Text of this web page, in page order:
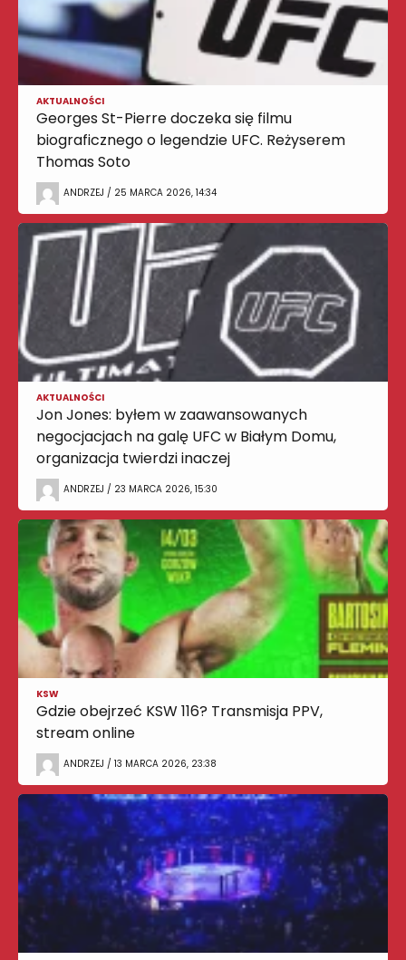
AKTUALNOŚCI
Georges St-Pierre doczeka się filmu
biograficznego o legendzie UFC. Reżyserem
Thomas Soto
ANDRZEJ / 25 MARCA 2026, 14:34
AKTUALNOŚCI
Jon Jones: byłem w zaawansowanych
negocjacjach na galę UFC w Białym Domu,
organizacja twierdzi inaczej
ANDRZEJ / 23 MARCA 2026, 15:30
KSW
Gdzie obejrzeć KSW 116? Transmisja PPV,
stream online
ANDRZEJ / 13 MARCA 2026, 23:38